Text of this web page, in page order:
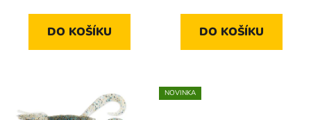
DO KOŠÍKU DO KOŠÍKU
NOVINKA